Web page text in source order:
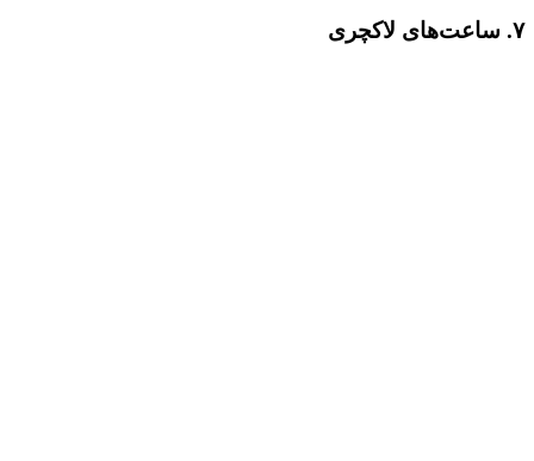
۷. ساعت‌های لاکچری